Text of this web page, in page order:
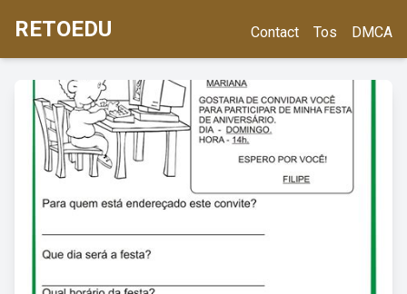
RETOEDU Contact Tos DMCA